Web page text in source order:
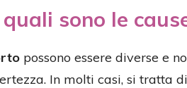
sono le
possono essere diverse e
In molti casi, si tratta